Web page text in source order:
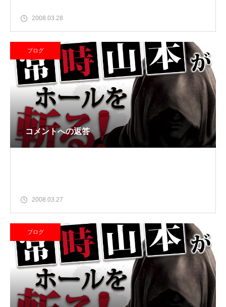
2008.03.28
ブログ
コメントへの返答
2008.03.27
ブログ